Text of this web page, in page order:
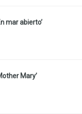
mar abierto’
Mary’